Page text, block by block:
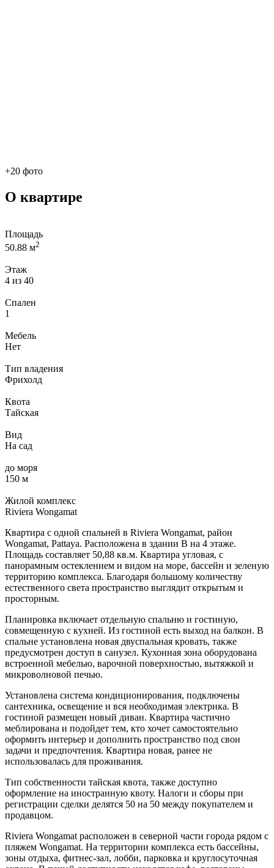
+20 фото
О квартире
Площадь
50.88 м2
Этаж
4 из 40
Спален
1
Мебель
Нет
Тип владения
Фрихолд
Квота
Тайская
Вид
На сад
до моря
150 м
Жилой комплекс
Riviera Wongamat
Квартира с одной спальней в Riviera Wongamat, район
Wongamat, Pattaya. Расположена в здании B на 4 этаже.
Площадь составляет 50,88 кв.м. Квартира угловая, с
панорамным остеклением и видом на море, бассейн и зеленую
территорию комплекса. Благодаря большому количеству
естественного света пространство выглядит открытым и
просторным.
Планировка включает отдельную спальню и гостиную,
совмещенную с кухней. Из гостиной есть выход на балкон. В
спальне установлена новая двуспальная кровать, также
предусмотрен доступ в санузел. Кухонная зона оборудована
встроенной мебелью, варочной поверхностью, вытяжкой и
микроволновой печью.
Установлена система кондиционирования, подключены
сантехника, освещение и вся необходимая электрика. В
гостиной размещен новый диван. Квартира частично
меблирована и подойдет тем, кто хочет самостоятельно
оформить интерьер и дополнить пространство под свои
задачи и предпочтения. Квартира новая, ранее не
использовалась для проживания.
Тип собственности тайская квота, также доступно
оформление на иностранную квоту. Налоги и сборы при
регистрации сделки делятся 50 на 50 между покупателем и
продавцом.
Riviera Wongamat расположен в северной части города рядом с
пляжем Wongamat. На территории комплекса есть бассейны,
зоны отдыха, фитнес-зал, лобби, парковка и круглосуточная